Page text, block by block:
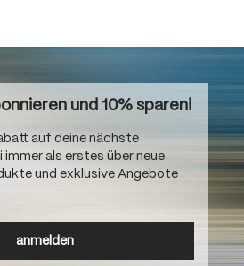
und 10% sparen!
auf deine nächste
immer als erstes über neue
und exklusive Angebote
anmelden